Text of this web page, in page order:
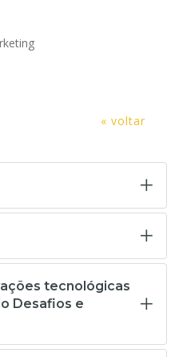
« voltar
tecnológicas
Desafios e